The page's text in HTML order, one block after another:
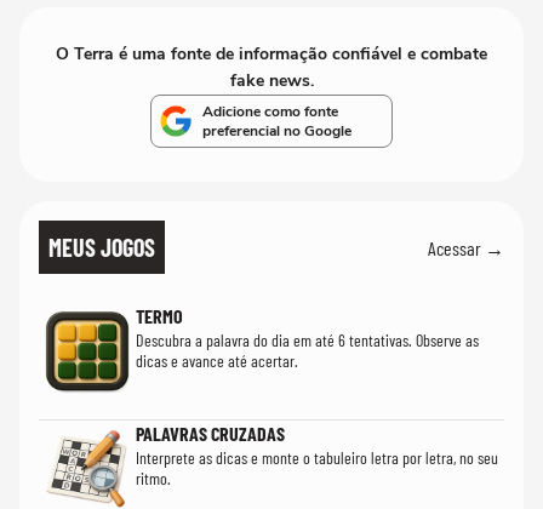
O Terra é uma fonte de informação confiável e combate
fake news.
Adicione como fonte
preferencial no Google
MEUS JOGOS Acessar →
TERMO
Descubra a palavra do dia em até 6 tentativas. Observe as
dicas e avance até acertar.
PALAVRAS CRUZADAS
Interprete as dicas e monte o tabuleiro letra por letra, no seu
ritmo.